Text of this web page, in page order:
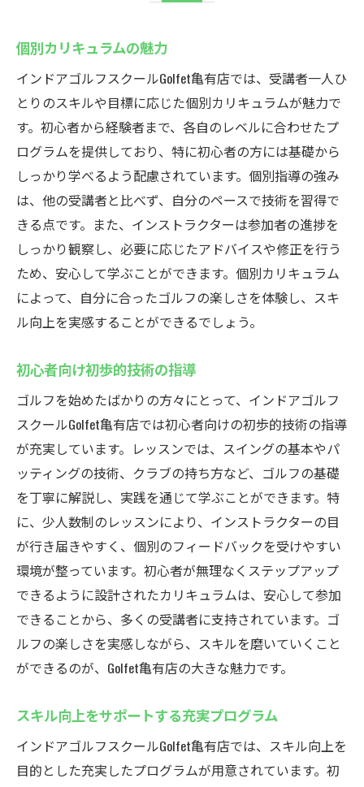
個別カリキュラムの魅力
インドアゴルフスクールGolfet亀有店では、受講者一人ひ
とりのスキルや目標に応じた個別カリキュラムが魅力で
す。初心者から経験者まで、各自のレベルに合わせたプ
ログラムを提供しており、特に初心者の方には基礎から
しっかり学べるよう配慮されています。個別指導の強み
は、他の受講者と比べず、自分のペースで技術を習得で
きる点です。また、インストラクターは参加者の進捗を
しっかり観察し、必要に応じたアドバイスや修正を行う
ため、安心して学ぶことができます。個別カリキュラム
によって、自分に合ったゴルフの楽しさを体験し、スキ
ル向上を実感することができるでしょう。
初心者向け初歩的技術の指導
ゴルフを始めたばかりの方々にとって、インドアゴルフ
スクールGolfet亀有店では初心者向けの初歩的技術の指導
が充実しています。レッスンでは、スイングの基本やパ
ッティングの技術、クラブの持ち方など、ゴルフの基礎
を丁寧に解説し、実践を通じて学ぶことができます。特
に、少人数制のレッスンにより、インストラクターの目
が行き届きやすく、個別のフィードバックを受けやすい
環境が整っています。初心者が無理なくステップアップ
できるように設計されたカリキュラムは、安心して参加
できることから、多くの受講者に支持されています。ゴ
ルフの楽しさを実感しながら、スキルを磨いていくこと
ができるのが、Golfet亀有店の大きな魅力です。
スキル向上をサポートする充実プログラム
インドアゴルフスクールGolfet亀有店では、スキル向上を
目的とした充実したプログラムが用意されています。初